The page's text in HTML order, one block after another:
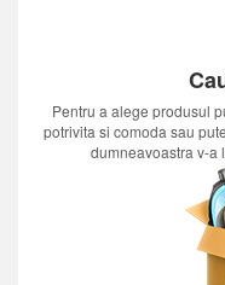
Pentru a alege produsul
potrivita si comoda sau
dumneavoastra v-a